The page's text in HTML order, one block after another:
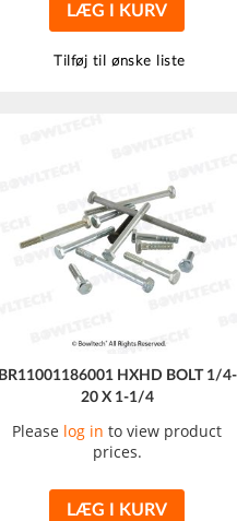
LÆG I KURV
Tilføj til ønske liste
BR11001186001 HXHD BOLT 1/4-
20 X 1-1/4
Please log in to view product
prices.
LÆG I KURV